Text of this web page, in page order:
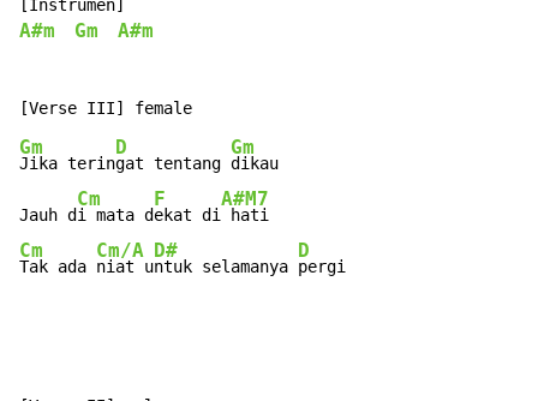
A#m Gm A#m
Gm
Jika terin
D
gat tentang
Gm
dikau
Jauh d
Cm
i mata d
F
ekat di
A#M7
Cm
Tak ada
Cm/A
niat u
D#
ntuk selamanya
D
pergi